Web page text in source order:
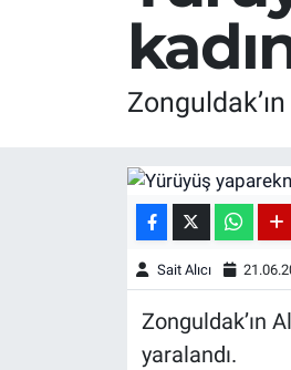
Sait Alıcı
Zonguldak’ın
yaralandı.
Süper Lig Puan Durumu